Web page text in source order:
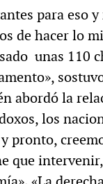
para eso
de hacer lo
unas 110
abordó la
los
pronto,
que